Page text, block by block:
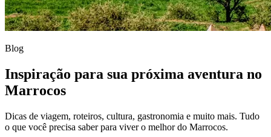
Blog
Inspiração para sua próxima aventura no
Marrocos
Dicas de viagem, roteiros, cultura, gastronomia e muito mais. Tudo
o que você precisa saber para viver o melhor do Marrocos.